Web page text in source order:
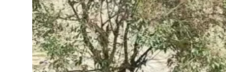
Gulf News
Loksabha Election 2024
Technology